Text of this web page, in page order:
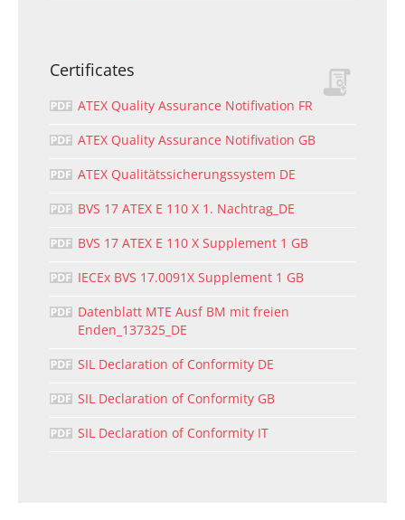
Certificates
ATEX Quality Assurance Notifivation FR
ATEX Quality Assurance Notifivation GB
ATEX Qualitätssicherungssystem DE
BVS 17 ATEX E 110 X 1. Nachtrag_DE
BVS 17 ATEX E 110 X Supplement 1 GB
IECEx BVS 17.0091X Supplement 1 GB
Datenblatt MTE Ausf BM mit freien
Enden_137325_DE
SIL Declaration of Conformity DE
SIL Declaration of Conformity GB
SIL Declaration of Conformity IT